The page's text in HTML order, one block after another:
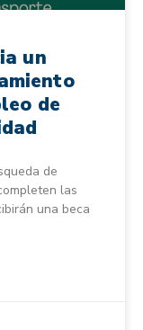
un
de
de
las
una beca